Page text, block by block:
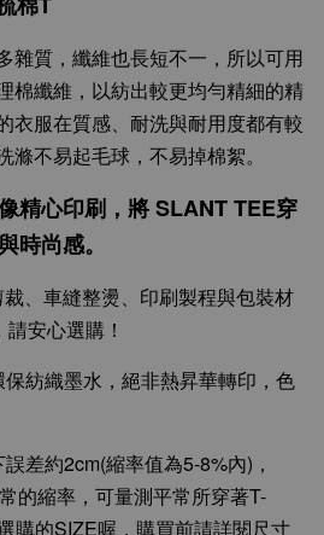
雜質，纖維也長短不一，所以可用
棉纖維，以紡出較更均勻精細的精
衣服在質感、耐洗與耐用度都有較
不易起毛球，不易掉棉絮。
精心印刷，將 SLANT TEE穿
時尚感。
、車縫整燙、印刷製程與包裝材
安心選購！
紡織墨水，絕非熱昇華轉印，色
差約2cm(縮率值為5-8%內)，
的縮率，可量測平常所穿著T-
購的SIZE喔，購買前請詳閱尺寸